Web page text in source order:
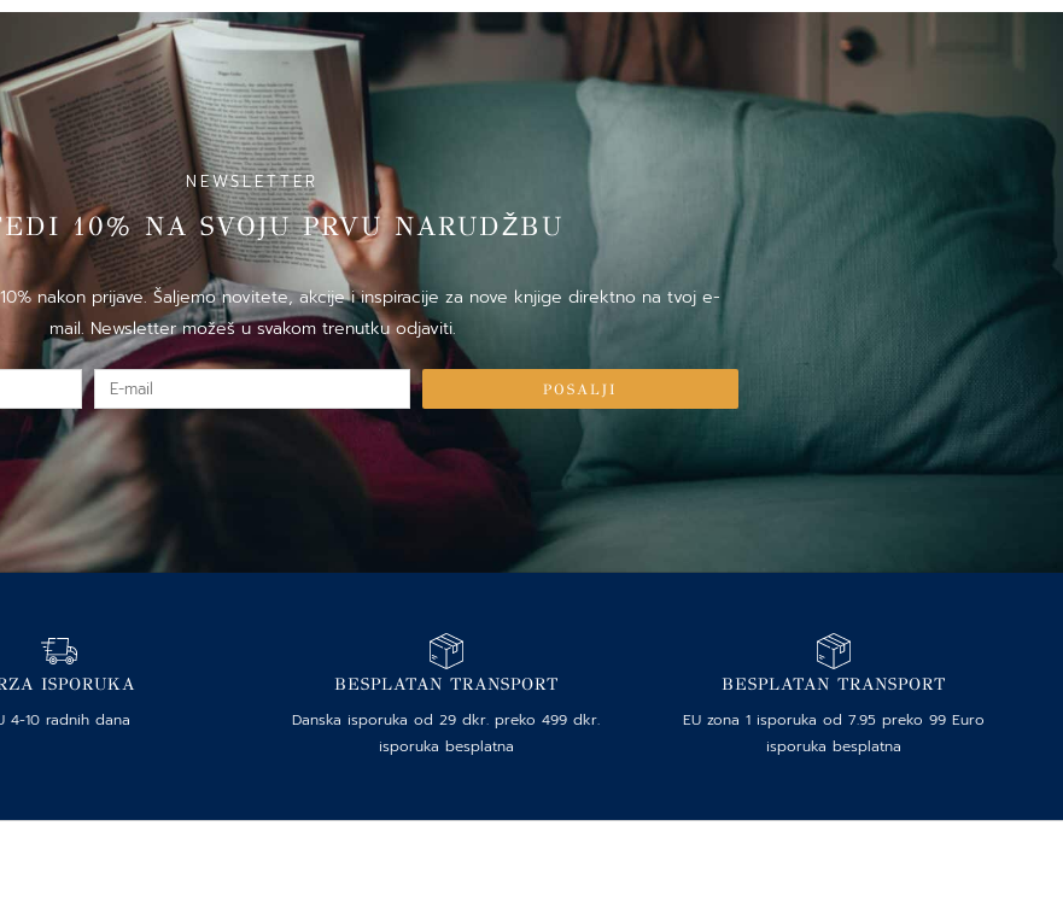
NEWSLETTER
10% NA SVOJU PRVU NARUDŽBU
nakon prijave. Šaljemo novitete, akcije i inspiracije za nove knjige direktno na tvoj e-
mail. Newsletter možeš u svakom trenutku odjaviti.
E-
mail
POSALJI
ISPORUKA
4-10 radnih dana
BESPLATAN TRANSPORT
Danska isporuka od 29 dkr. preko 499 dkr.
isporuka besplatna
BESPLATAN TRANSPORT
EU zona 1 isporuka od 7.95 preko 99 Euro
isporuka besplatna